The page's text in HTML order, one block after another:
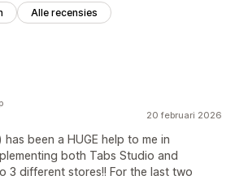
Alle recensies
20 februari 2026
been a HUGE help to me in
both Tabs Studio and
3 different stores!! For the last two